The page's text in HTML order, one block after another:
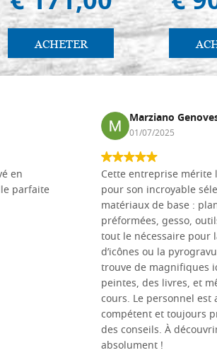
ACHETER
en
parfaite
Marziano
01/07/2025
Cette entreprise mérite
pour son incroyable
matériaux de base :
préformées, gesso,
tout le nécessaire pour
d’icônes ou la
trouve de magnifiques
peintes, des livres, et
cours. Le personnel est
compétent et toujours
des conseils. À
absolument !